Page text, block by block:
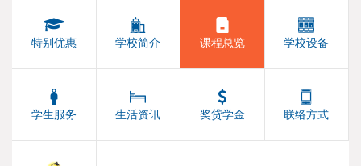
特别优惠 学校简介 课程总览 学校设备
学生服务 生活资讯 奖贷学金 联络方式